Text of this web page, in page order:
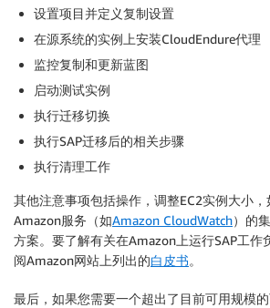
设置项目并定义复制设置
在源系统的实例上安装CloudEndure代理
监控复制和更新蓝图
启动测试实例
执行迁移切换
执行SAP迁移后的相关步骤
执行清理工作
其他注意事项包括操作，调整EC2实例大小
Amazon服务（如Amazon CloudWatch）的
方案。要了解有关在Amazon上运行SAP工作
阅Amazon网站上列出的白皮书。
最后，如果您需要一个超出了目前可用规模